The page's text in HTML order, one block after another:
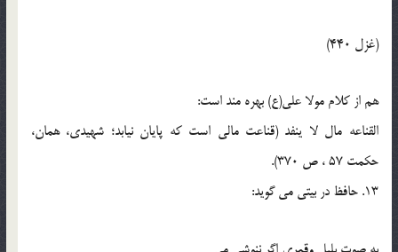
(غزل 440)
هم از کلام مولا علي(ع) بهره مند است:
القناعه مال لا ينفد (قناعت مالي است که پايان نيابد؛ شهيدي، همان،
حکمت 57 ، ص 370).
13. حافظ در بيتي مي گويد: